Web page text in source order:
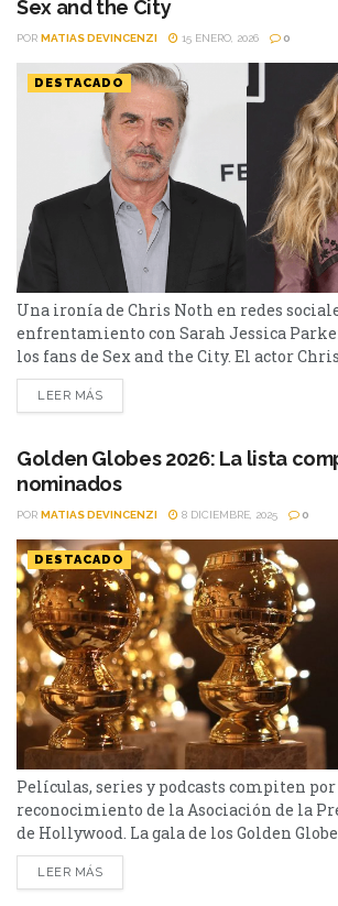
Sex and the City
POR MATIAS DEVINCENZI 15 ENERO, 2026 0
DESTACADO
Una ironía de Chris Noth en redes
enfrentamiento con Sarah Jessica
los fans de Sex and the City. El actor
por su papel de Mr. Big en Sex and the
acaparó la atención tras una interacción
hacia...
LEER MÁS
Golden Globes 2026: La lista
nominados
POR MATIAS DEVINCENZI 8 DICIEMBRE, 2025 0
DESTACADO
Películas, series y podcasts compiten por
reconocimiento de la Asociación de la
de Hollywood. La gala de los Golden
de enero. Los Golden Globes 2026 por fin
nominados, y esto comienza a revelar el
LEER MÁS